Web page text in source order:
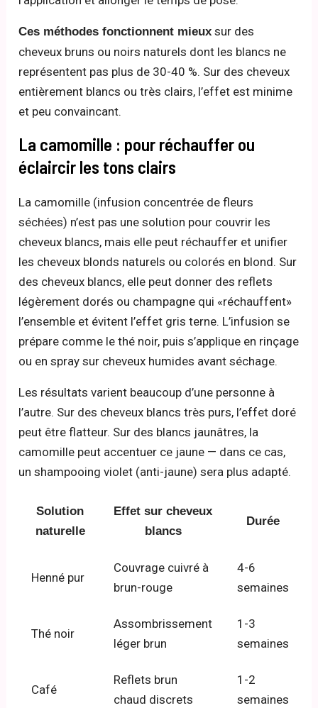
Ces méthodes fonctionnent mieux sur des
cheveux bruns ou noirs naturels dont les blancs ne
représentent pas plus de 30-40 %. Sur des cheveux
entièrement blancs ou très clairs, l’effet est minime
et peu convaincant.
La camomille : pour réchauffer ou
éclaircir les tons clairs
La camomille (infusion concentrée de fleurs
séchées) n’est pas une solution pour couvrir les
cheveux blancs, mais elle peut réchauffer et unifier
les cheveux blonds naturels ou colorés en blond. Sur
des cheveux blancs, elle peut donner des reflets
légèrement dorés ou champagne qui «réchauffent»
l’ensemble et évitent l’effet gris terne. L’infusion se
prépare comme le thé noir, puis s’applique en rinçage
ou en spray sur cheveux humides avant séchage.
Les résultats varient beaucoup d’une personne à
l’autre. Sur des cheveux blancs très purs, l’effet doré
peut être flatteur. Sur des blancs jaunâtres, la
camomille peut accentuer ce jaune — dans ce cas,
un shampooing violet (anti-jaune) sera plus adapté.
Solution
naturelle
Effet sur cheveux
blancs
Durée
Henné pur
Couvrage cuivré à
brun-rouge
4-6
semaines
Thé noir
Assombrissement
léger brun
1-3
semaines
Café
Reflets brun
chaud discrets
1-2
semaines